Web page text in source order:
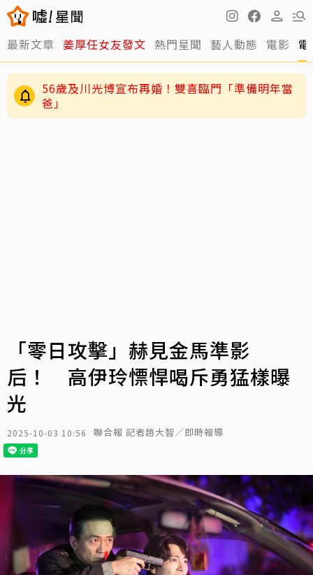
最新文章 姜厚任女友發文 熱門星聞 藝人動態 電影
56歲及川光博宣布再婚！雙喜臨門「準備明年當
爸」
「零日攻擊」赫見金馬準影
后！ 高伊玲慓悍喝斥勇猛樣曝
光
2025-10-03 10:56 聯合報 記者趙大智／即時報導